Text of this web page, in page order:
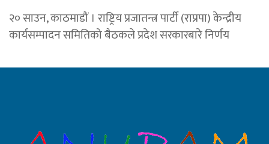
२० साउन, काठमाडौं । राष्ट्रिय प्रजातन्त्र पार्टी (राप्रपा) केन्द्रीय
कार्यसम्पादन समितिको बैठकले प्रदेश सरकारबारे निर्णय